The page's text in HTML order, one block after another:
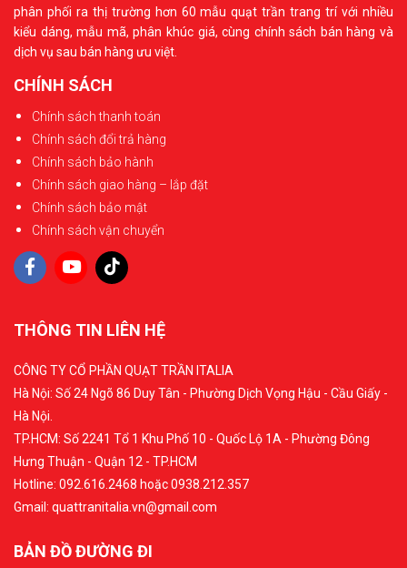
phân phối ra thị trường hơn 60 mẫu quạt trần trang trí với nhiều
kiểu dáng, mẫu mã, phân khúc giá, cùng chính sách bán hàng và
dịch vụ sau bán hàng ưu việt.
CHÍNH SÁCH
Chính sách thanh toán
Chính sách đổi trả hàng
Chính sách bảo hành
Chính sách giao hàng – lắp đặt
Chính sách bảo mật
Chính sách vận chuyển
THÔNG TIN LIÊN HỆ
CÔNG TY CỔ PHẦN QUẠT TRẦN ITALIA
Hà Nội: Số 24 Ngõ 86 Duy Tân - Phường Dịch Vọng Hậu - Cầu Giấy -
Hà Nội.
TP.HCM: Số 2241 Tổ 1 Khu Phố 10 - Quốc Lộ 1A - Phường Đông
Hưng Thuận - Quận 12 - TP.HCM
Hotline: 092.616.2468 hoặc 0938.212.357
Gmail: quattranitalia.vn@gmail.com
BẢN ĐỒ ĐƯỜNG ĐI